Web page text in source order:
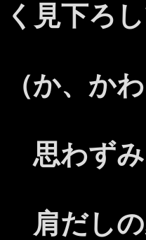
く見下ろ
（か、か
思わずみ
肩だしの